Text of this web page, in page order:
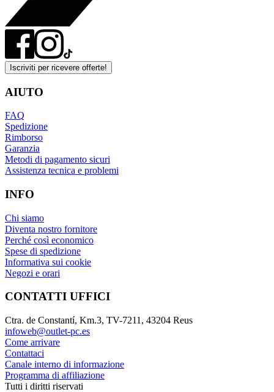
Iscriviti per ricevere offerte!
AIUTO
FAQ
Spedizione
Rimborso
Garanzia
Metodi di pagamento sicuri
Assistenza tecnica e problemi
INFO
Chi siamo
Diventa nostro fornitore
Perché così economico
Spese di spedizione
Informativa sui cookie
Negozi e orari
CONTATTI UFFICI
Ctra. de Constantí, Km.3, TV-7211, 43204 Reus
infoweb@outlet-pc.es
Come arrivare
Contattaci
Canale interno di informazione
Programma di affiliazione
Tutti i diritti riservati